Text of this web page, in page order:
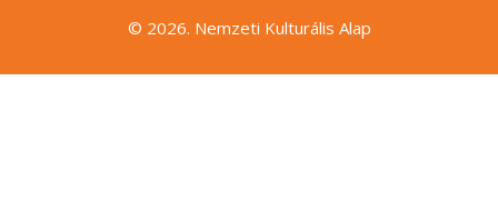
© 2026. Nemzeti Kulturális Alap